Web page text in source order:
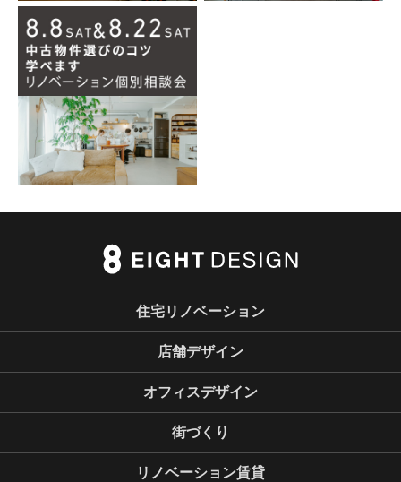
住宅リノベーション
店舗デザイン
オフィスデザイン
街づくり
リノベーション賃貸